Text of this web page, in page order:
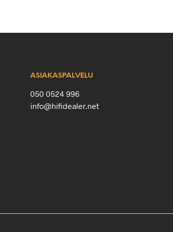
ASIAKASPALVELU
050 0524 996
info@hifidealer.net